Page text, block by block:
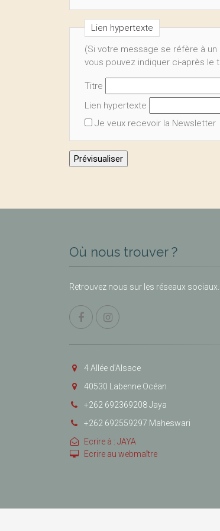
Lien hypertexte
(Si votre message se réfère à un
vous pouvez indiquer ci-après le
Titre
Lien hypertexte
Je veux recevoir la Newsletter
Où nous trouver ?
Retrouvez nous sur les réseaux sociaux.
4 Allée d’Alsace
40530 Labenne Océan
+262 692369208 Jaya
+262 692559297 Maheswari
Ecrire à : JAYA
Ecrire au webmaître